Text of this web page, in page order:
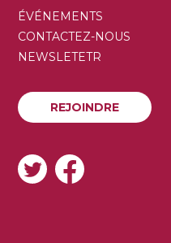
SECONDARY
MENU
ÉVÉNEMENTS
CONTACTEZ-NOUS
NEWSLETETR
REJOINDRE
REJOINDRE
SOCIAL